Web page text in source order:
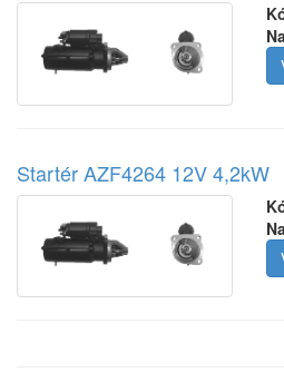
Startér AZF4264 12V 4,2kW